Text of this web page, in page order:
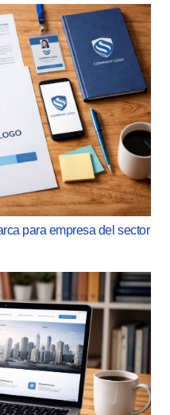
para empresa del sector